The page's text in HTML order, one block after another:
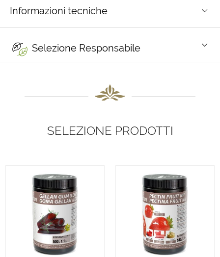
Informazioni tecniche
Selezione Responsabile
SELEZIONE PRODOTTI